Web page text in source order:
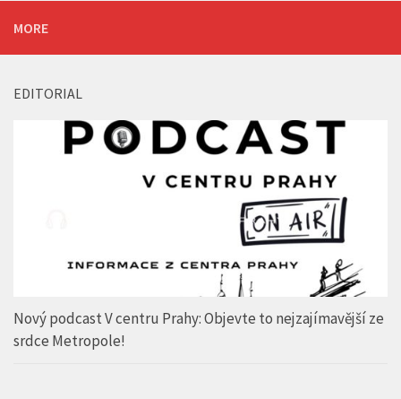
MORE
EDITORIAL
Nový podcast V centru Prahy: Objevte to nejzajímavější ze
srdce Metropole!